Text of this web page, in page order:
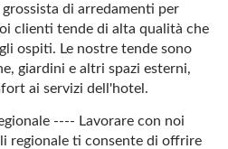
di arredamenti per
clienti tende di alta qualità che
ospiti. Le nostre tende sono
giardini e altri spazi esterni,
ai servizi dell'hotel.
---- Lavorare con noi
regionale ti consente di offrire